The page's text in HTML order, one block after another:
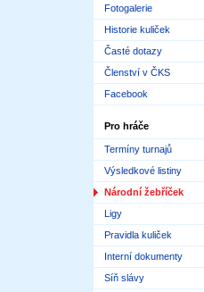
Fotogalerie
Historie kuliček
Časté dotazy
Členství v ČKS
Facebook
Pro hráče
Termíny turnajů
Výsledkové listiny
Národní žebříček
Ligy
Pravidla kuliček
Interní dokumenty
Síň slávy